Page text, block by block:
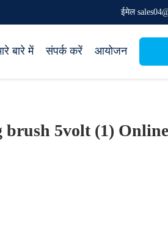
ईमेल
बारे में संपर्क करें आयोजन
brush 5volt (1)